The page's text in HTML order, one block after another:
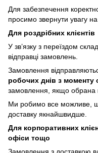
Для забезпечення
просимо звернути увагу на
Для роздрібних клієнтів
У зв’язку з переїздом
відправці замовлень.
Замовлення
робочих днів з моменту
замовлення, якщо обрана
Ми робимо все можливе,
доставку якнайшвидше.
Для корпоративних
офіси тощо
Замовлення з доставкою